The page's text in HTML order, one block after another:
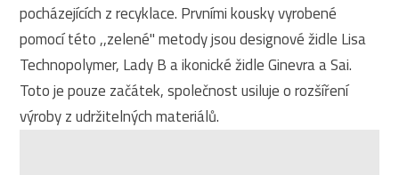
pocházejících z recyklace. Prvními kousky vyrobené
pomocí této ,,zelené" metody jsou designové židle Lisa
Technopolymer, Lady B a ikonické židle Ginevra a Sai.
Toto je pouze začátek, společnost usiluje o rozšíření
výroby z udržitelných materiálů.